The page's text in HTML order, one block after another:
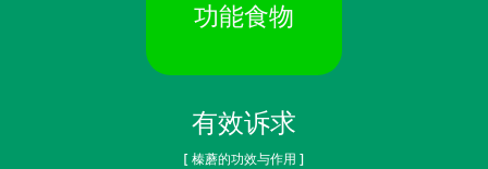
功能食物
有效诉求
[ 榛蘑的功效与作用 ]